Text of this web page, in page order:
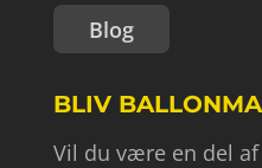
Blog
BLIV
Vil du være en del